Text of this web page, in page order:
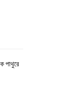
পাথুরে